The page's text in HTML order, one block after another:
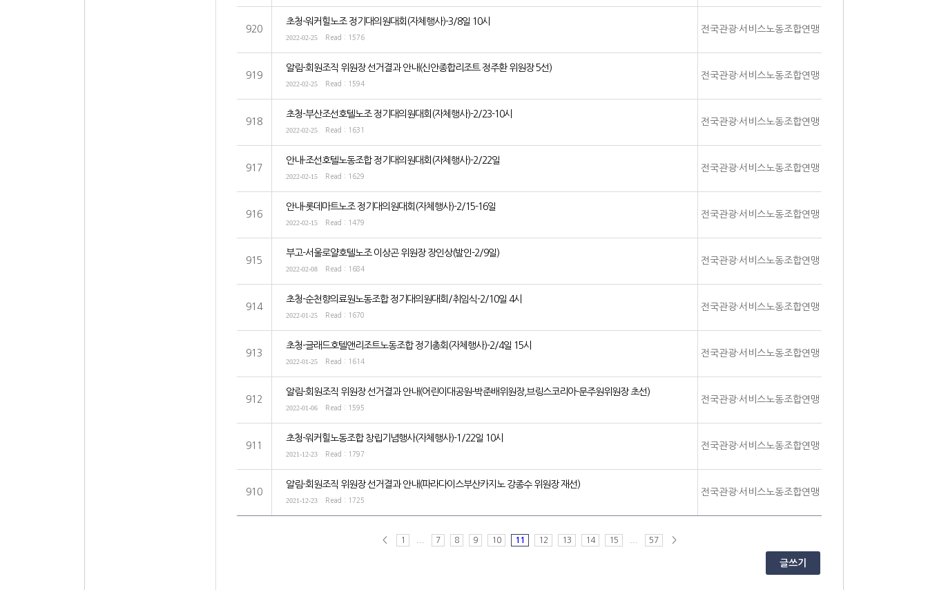
920
초청-워커힐노조 정기대의원대회(자체행사)-3/8일 10시
2022-02-25 Read : 1576
전국관광·서비스노동조합연맹
919
알림-회원조직 위원장 선거결과 안내(신안종합리조트 정주환 위원장 5선)
2022-02-25 Read : 1594
전국관광·서비스노동조합연맹
918
초청-부산조선호텔노조 정기대의원대회(자체행사)-2/23-10시
2022-02-25 Read : 1631
전국관광·서비스노동조합연맹
917
안내-조선호텔노동조합 정기대의원대회(자체행사)-2/22일
2022-02-15 Read : 1629
전국관광·서비스노동조합연맹
916
안내-롯데마트노조 정기대의원대회(자체행사)-2/15-16일
2022-02-15 Read : 1479
전국관광·서비스노동조합연맹
915
부고-서울로얄호텔노조 이상곤 위원장 장인상(발인-2/9일)
2022-02-08 Read : 1684
전국관광·서비스노동조합연맹
914
초청-순천향의료원노동조합 정기대의원대회/취임식-2/10일 4시
2022-01-25 Read : 1670
전국관광·서비스노동조합연맹
913
초청-글래드호텔앤리조트노동조합 정기총회(자체행사)-2/4일 15시
2022-01-25 Read : 1614
전국관광·서비스노동조합연맹
912
알림-회원조직 위원장 선거결과 안내(어린이대공원-박준배위원장,브링스코리아-문주원위원장 초선)
2022-01-06 Read : 1595
전국관광·서비스노동조합연맹
911
초청-워커힐노동조합 창립기념행사(자체행사)-1/22일 10시
2021-12-23 Read : 1797
전국관광·서비스노동조합연맹
910
알림-회원조직 위원장 선거결과 안내(파라다이스부산카지노 강종수 위원장 재선)
2021-12-23 Read : 1725
전국관광·서비스노동조합연맹
< 1 7 8 9 10 11 12 13 14 15 57 >
글쓰기